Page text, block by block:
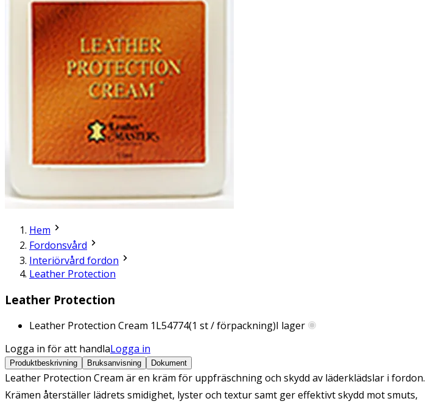
Hem
Fordonsvård
Interiörvård fordon
Leather Protection
Leather Protection
Leather Protection Cream 1L54774(1 st / förpackning)I lager
Logga in för att handlaLogga in
Produktbeskrivning Bruksanvisning Dokument
Leather Protection Cream är en kräm för uppfräschning och skydd av läderklädslar i fordon.
Krämen återställer lädrets smidighet, lyster och textur samt ger effektivt skydd mot smuts,